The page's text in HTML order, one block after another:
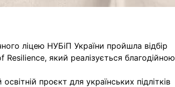
ліцею НУБіП України пройшла відбір
який реалізується благодійною
проєкт для українських підлітків